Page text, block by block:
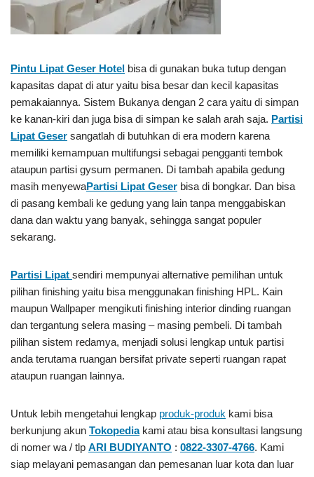
Pintu Lipat Geser Hotel bisa di gunakan buka tutup dengan
kapasitas dapat di atur yaitu bisa besar dan kecil kapasitas
pemakaiannya. Sistem Bukanya dengan 2 cara yaitu di simpan
ke kanan-kiri dan juga bisa di simpan ke salah arah saja. Partisi
Lipat Geser sangatlah di butuhkan di era modern karena
memiliki kemampuan multifungsi sebagai pengganti tembok
ataupun partisi gysum permanen. Di tambah apabila gedung
masih menyewaPartisi Lipat Geser bisa di bongkar. Dan bisa
di pasang kembali ke gedung yang lain tanpa menggabiskan
dana dan waktu yang banyak, sehingga sangat populer
sekarang.
Partisi Lipat sendiri mempunyai alternative pemilihan untuk
pilihan finishing yaitu bisa menggunakan finishing HPL. Kain
maupun Wallpaper mengikuti finishing interior dinding ruangan
dan tergantung selera masing – masing pembeli. Di tambah
pilihan sistem redamya, menjadi solusi lengkap untuk partisi
anda terutama ruangan bersifat private seperti ruangan rapat
ataupun ruangan lainnya.
Untuk lebih mengetahui lengkap produk-produk kami bisa
berkunjung akun Tokopediakami atau bisa konsultasi langsung
di nomer wa / tlp ARI BUDIYANTO : 0822-3307-4766. Kami
siap melayani pemasangan dan pemesanan luar kota dan luar